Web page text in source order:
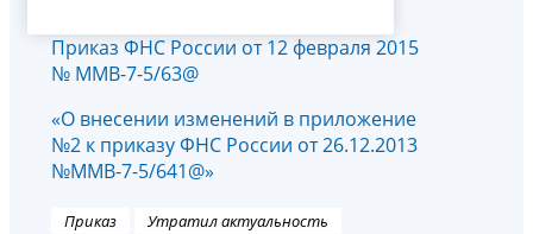
Приказ ФНС России от 12 февраля 2015
№ ММВ-7-5/63@
«О внесении изменений в приложение
№2 к приказу ФНС России от 26.12.2013
№ММВ-7-5/641@»
Приказ Утратил актуальность